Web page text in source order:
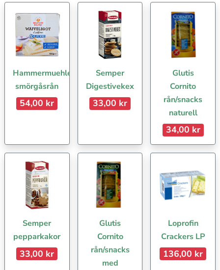
Hammermuehle
smörgåsrån
54,00 kr
Semper
Digestivekex
33,00 kr
Glutis
Cornito
rån/snacks
naturell
34,00 kr
Semper
pepparkakor
33,00 kr
Glutis
Cornito
rån/snacks
med
Loprofin
Crackers LP
136,00 kr